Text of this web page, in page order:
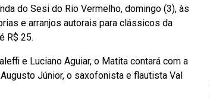
do Sesi do Rio Vermelho, domingo (3), às
e arranjos autorais para clássicos da
R$ 25.
e Luciano Aguiar, o Matita contará com a
Júnior, o saxofonista e flautista Val